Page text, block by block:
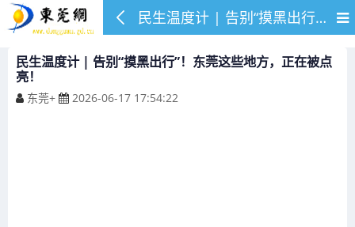
民生温度计 | 告别“摸黑出行”！东莞这些地方，正在被点亮！
民生温度计 | 告别“摸黑出行”！东莞这些地方，正在被点
亮！
东莞+ 2026-06-17 17:54:22